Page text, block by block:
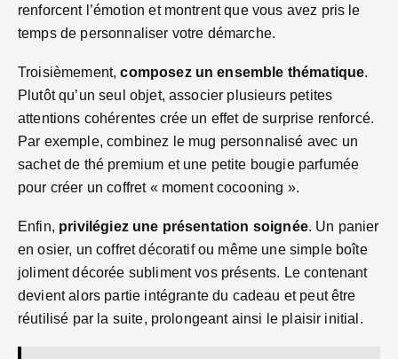
renforcent l’émotion et montrent que vous avez pris le
temps de personnaliser votre démarche.
Troisièmement,composez un ensemble thématique.
Plutôt qu’un seul objet, associer plusieurs petites
attentions cohérentes crée un effet de surprise renforcé.
Par exemple, combinez le mug personnalisé avec un
sachet de thé premium et une petite bougie parfumée
pour créer un coffret « moment cocooning ».
Enfin, privilégiez une présentation soignée. Un panier
en osier, un coffret décoratif ou même une simple boîte
joliment décorée subliment vos présents. Le contenant
devient alors partie intégrante du cadeau et peut être
réutilisé par la suite, prolongeant ainsi le plaisir initial.